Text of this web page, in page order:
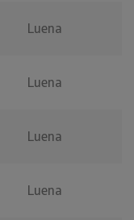
Luena
Luena
Luena
Luena